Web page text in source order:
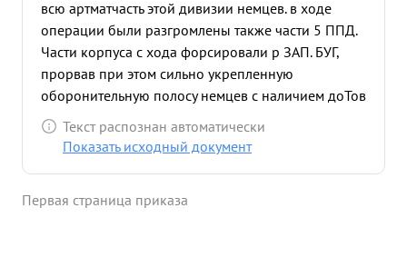
всю артматчасть этой дивизии немцев. в ходе
операции были разгромлены также части 5 ППД.
Части корпуса с хода форсировали р ЗАП. БУГ,
прорвав при этом сильно укрепленную
оборонительную полосу немцев с наличием доТов
и тяжелых сооружений на западном берегу реки
ЗАП. БУГ. За 9 дней операции с 18 по 27.7.44 г.
Текст распознан автоматически
Показать исходный документ
Первая страница приказа